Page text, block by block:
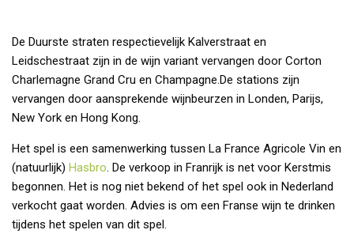
De Duurste straten respectievelijk Kalverstraat en
Leidschestraat zijn in de wijn variant vervangen door Corton
Charlemagne Grand Cru en Champagne.De stations zijn
vervangen door aansprekende wijnbeurzen in Londen, Parijs,
New York en Hong Kong.
Het spel is een samenwerking tussen La France Agricole Vin en
(natuurlijk) Hasbro. De verkoop in Franrijk is net voor Kerstmis
begonnen. Het is nog niet bekend of het spel ook in Nederland
verkocht gaat worden. Advies is om een Franse wijn te drinken
tijdens het spelen van dit spel.